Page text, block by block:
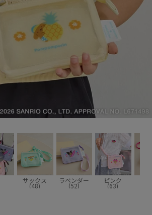
サックス
(48)
ラベンダー
(52)
ピンク
(63)